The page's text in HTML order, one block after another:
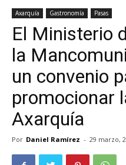
Axarquía Gastronomía Pasas
El Ministerio
la
un convenio
promocionar
Axarquía
Por Daniel Ramírez - 29 marzo,